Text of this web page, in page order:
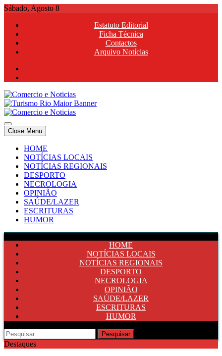
Skip
content
Sábado, Agosto 8
Estatuto Editorial
Ficha Técnica
Contactos
Arquivo Notícias
Comercio e Noticias
Notícias e Publicidade Online
Comercio e Noticias
Notícias e Publicidade Online
Close Menu
HOME
NOTÍCIAS LOCAIS
NOTÍCIAS REGIONAIS
DESPORTO
NECROLOGIA
OPINIÃO
SAÚDE/LAZER
ESCRITURAS
HUMOR
HOME
NOTÍCIAS LOCAIS
NOTÍCIAS REGIONAIS
DESPORTO
NECROLOGIA
OPINIÃO
SAÚDE/LAZER
ESCRITURAS
HUMOR
Pesquisar
por:
Destaques